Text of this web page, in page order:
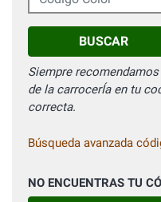
BUSCAR
Siempre
de la carrocerÍa en tu
correcta.
Búsqueda avanzada
NO ENCUENTRAS TU